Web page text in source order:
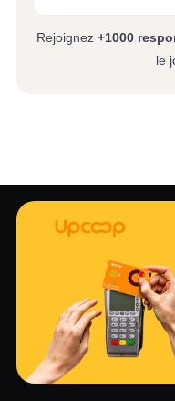
Rejoignez +1000
le